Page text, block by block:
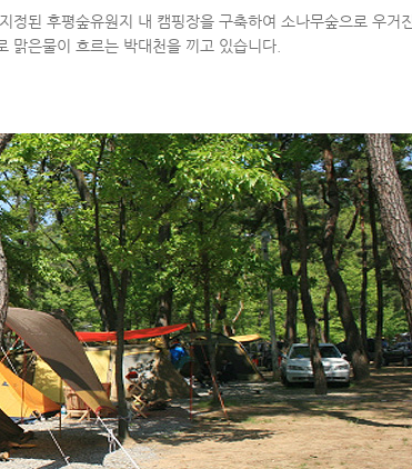
정된 후평숲유원지 내 캠핑장을 구축하여 소나무숲으로 우거진
맑은물이 흐르는 박대천을 끼고 있습니다.